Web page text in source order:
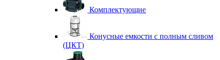
Комплектующие
Конусные емкости с полным сливом
(ЦКТ)